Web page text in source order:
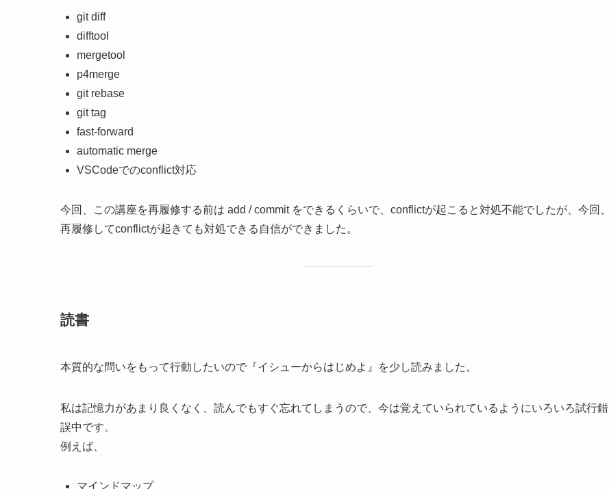
git diff
difftool
mergetool
p4merge
git rebase
git tag
fast-forward
automatic merge
VSCodeでのconflict対応
今回、この講座を再履修する前は add / commit をできるくらいで、conflictが起こると対処不能でしたが、今回、
再履修してconflictが起きても対処できる自信ができました。
読書
本質的な問いをもって行動したいので『イシューからはじめよ』を少し読みました。
私は記憶力があまり良くなく、読んでもすぐ忘れてしまうので、今は覚えていられているようにいろいろ試行錯
誤中です。
例えば、
マインドマップ